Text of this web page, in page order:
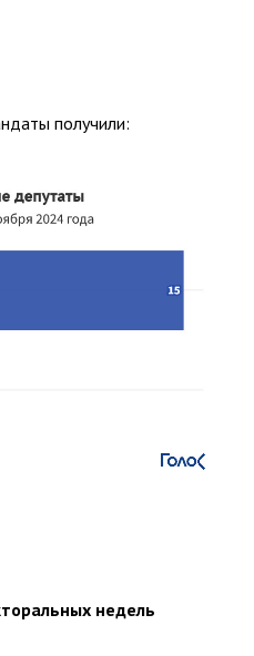
получили:
недель